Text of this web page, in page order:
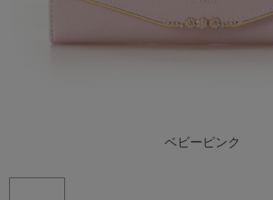
ベビーピンク
ブラック
ホワイト
ネイビー